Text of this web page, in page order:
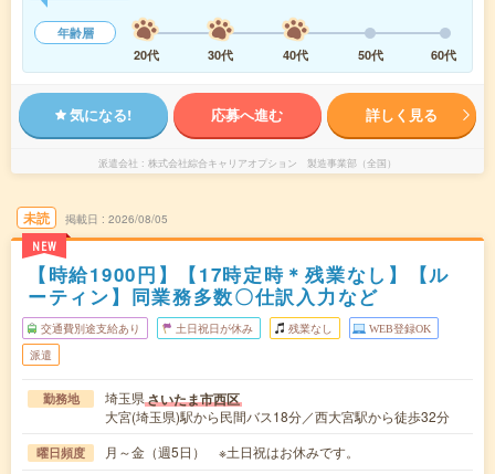
年齢層
20代
30代 40代 50代 60代
気になる! 応募へ進む 詳しく見る
派遣会社 株式会社綜合キャリアオプション 製造事業部（全国）
未読
NEW
掲載日 2026/08/05
【時給1900円】【17時定時＊残業なし】【ル
ーティン】同業務多数〇仕訳入力など
交通費別途支給あり 土日祝日が休み 残業なし WEB登録OK
派遣
勤務地 埼玉県さいたま市西区
大宮(埼玉県)駅から民間バス18分／西大宮駅から徒歩32分
曜日頻度 月～金（週5日） ※土日祝はお休みです。